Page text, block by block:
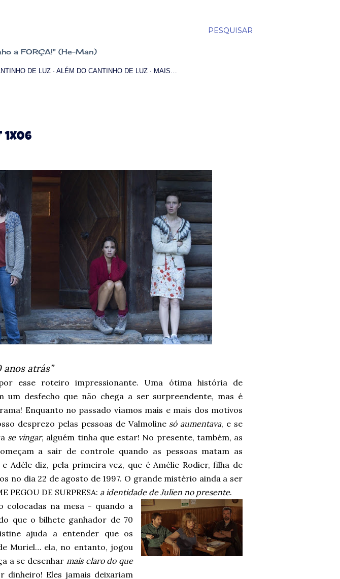
PESQUISAR
a FORÇA!" (He-Man)
DE LUZ ALÉM DO CANTINHO DE LUZ MAIS…
1X06
anos atrás”
por esse roteiro impressionante. Uma ótima história de
desfecho que não chega a ser surpreendente, mas é
Enquanto no passado víamos mais e mais dos motivos
desprezo pelas pessoas de Valmoline só aumentava, e se
se vingar, alguém tinha que estar! No presente, também, as
a sair de controle quando as pessoas matam as
Adèle diz, pela primeira vez, que é Amélie Rodier, filha de
no dia 22 de agosto de 1997. O grande mistério ainda a ser
PEGOU DE SURPRESA: a identidade de Julien no presente.
colocadas na mesa – quando a
que o bilhete ganhador de 70
ajuda a entender que os
Muriel… ela, no entanto, jogou
a se desenhar mais claro do que
dinheiro! Eles jamais deixariam